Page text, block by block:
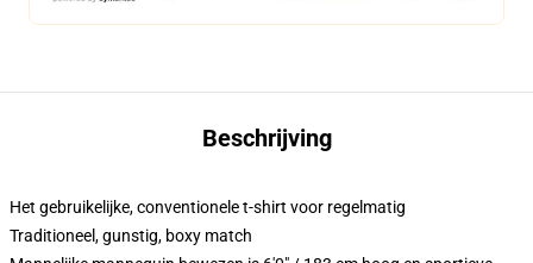
Beschrijving
Het gebruikelijke, conventionele t-shirt voor regelmatig
Traditioneel, gunstig, boxy match